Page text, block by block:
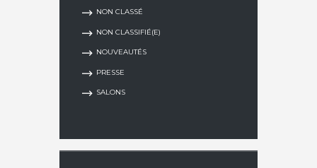
NON CLASSÉ
NON CLASSIFIÉ(E)
NOUVEAUTÉS
PRESSE
SALONS